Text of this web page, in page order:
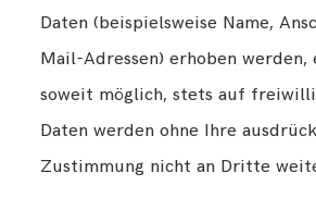
Daten (beispielsweise Name,
Mail-Adressen) erhoben
soweit möglich, stets auf
Daten werden ohne Ihre
Zustimmung nicht an Dritte